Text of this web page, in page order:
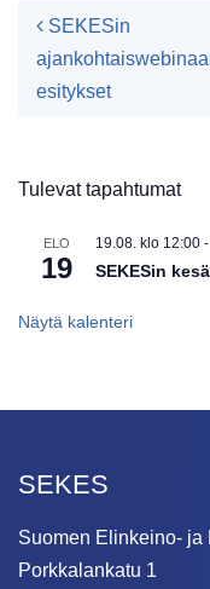
Artikkelien
SEKESin
esitykset
Tulevat tapahtumat
ELO
19
19.08. klo 12:00 -
SEKESin
Näytä kalenteri
SEKES
Suomen Elinkeino- ja
Porkkalankatu 1